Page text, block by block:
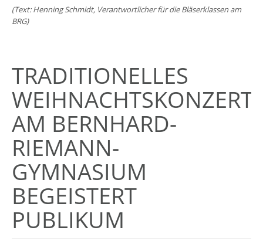
(Text: Henning Schmidt, Verantwortlicher für die Bläserklassen am
BRG)
TRADITIONELLES
WEIHNACHTSKONZERT
AM BERNHARD-
RIEMANN-
GYMNASIUM
BEGEISTERT
PUBLIKUM